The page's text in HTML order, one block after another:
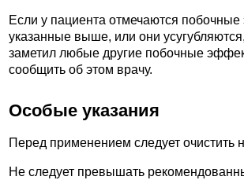
Если у пациента отмечаются
указанные выше, или они
заметил любые другие побочные
сообщить об этом врачу.
Особые указания
Перед применением следует очистить
Не следует превышать